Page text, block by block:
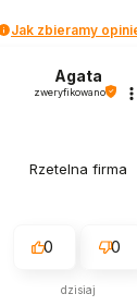
Jak zbieramy
Agata
zweryfikowano
Rzetelna firma
0 0
dzisiaj